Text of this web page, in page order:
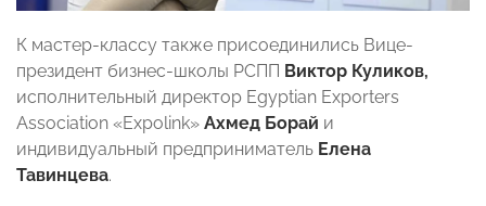
К мастер-классу также присоединились Вице-
президент бизнес-школы РСПП Виктор Куликов,
исполнительный директор Egyptian Exporters
Association «Expolink» Ахмед Борай и
индивидуальный предприниматель Елена
Тавинцева.